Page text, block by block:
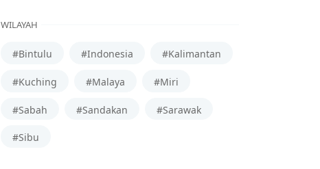
WILAYAH
#Bintulu #Indonesia #Kalimantan
#Kuching #Malaya #Miri
#Sabah #Sandakan #Sarawak
#Sibu